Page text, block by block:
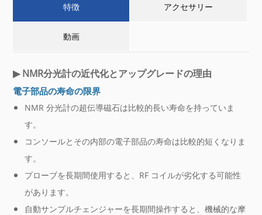
特徴 アクセサリー
動画
▶NMR分光計の近代化とアップグレードの理由
電子部品の寿命の限界
NMR 分光計の超伝導磁石は比較的長い寿命を持っていま
す。
コンソールとその内部の電子部品の寿命は比較的短くなりま
す。
プローブを長期間使用すると、RF コイルが劣化する可能性
があります。
自動サンプルチェンジャーを長期間操作すると、機械的な摩